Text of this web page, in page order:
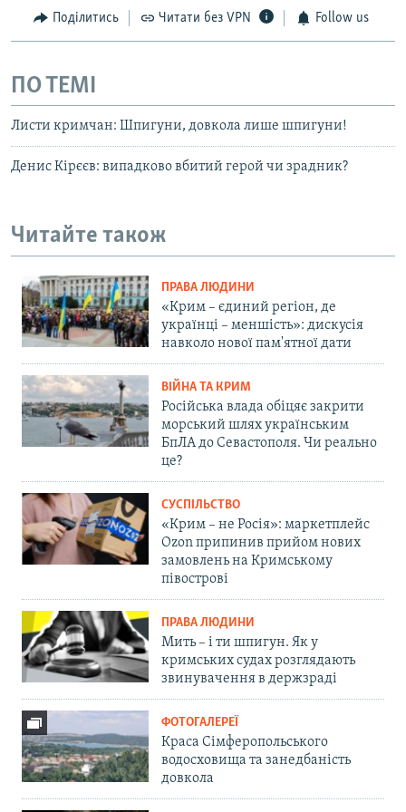
Поділитись Читати без VPN Follow us
ПО ТЕМІ
Листи кримчан: Шпигуни, довкола лише шпигуни!
Денис Кірєєв: випадково вбитий герой чи зрадник?
Читайте також
ПРАВА ЛЮДИНИ
«Крим – єдиний регіон, де
українці – меншість»: дискусія
навколо нової пам'ятної дати
ВІЙНА ТА КРИМ
Російська влада обіцяє закрити
морський шлях українським
БпЛА до Севастополя. Чи реально
це?
СУСПІЛЬСТВО
«Крим – не Росія»: маркетплейс
Ozon припинив прийом нових
замовлень на Кримському
півострові
ПРАВА ЛЮДИНИ
Мить – і ти шпигун. Як у
кримських судах розглядають
звинувачення в держзраді
ФОТОГАЛЕРЕЇ
Краса Сімферопольського
водосховища та занедбаність
довкола